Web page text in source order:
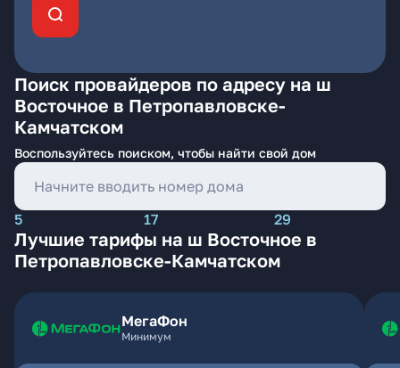
Поиск провайдеров по адресу на ш
Восточное в Петропавловске-
Камчатском
Воспользуйтесь поиском, чтобы найти свой дом
5 17 29
Лучшие тарифы на ш Восточное в
Петропавловске-Камчатском
МегаФон
Минимум